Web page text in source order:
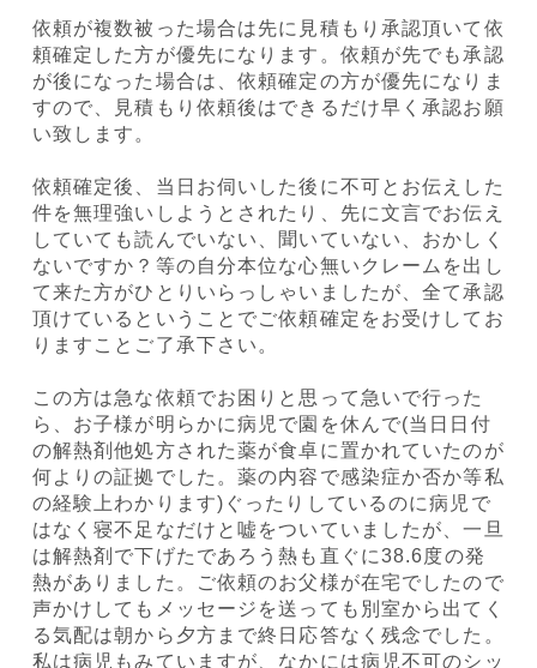
依頼が複数被った場合は先に見積もり承認頂いて依
頼確定した方が優先になります。依頼が先でも承認
が後になった場合は、依頼確定の方が優先になりま
すので、見積もり依頼後はできるだけ早く承認お願
い致します。
依頼確定後、当日お伺いした後に不可とお伝えした
件を無理強いしようとされたり、先に文言でお伝え
していても読んでいない、聞いていない、おかしく
ないですか？等の自分本位な心無いクレームを出し
て来た方がひとりいらっしゃいましたが、全て承認
頂けているということでご依頼確定をお受けしてお
りますことご了承下さい。
この方は急な依頼でお困りと思って急いで行った
ら、お子様が明らかに病児で園を休んで(当日日付
の解熱剤他処方された薬が食卓に置かれていたのが
何よりの証拠でした。薬の内容で感染症か否か等私
の経験上わかります)ぐったりしているのに病児で
はなく寝不足なだけと嘘をついていましたが、一旦
は解熱剤で下げたであろう熱も直ぐに38.6度の発
熱がありました。ご依頼のお父様が在宅でしたので
声かけしてもメッセージを送っても別室から出てく
る気配は朝から夕方まで終日応答なく残念でした。
私は病児もみていますが、なかには病児不可のシッ